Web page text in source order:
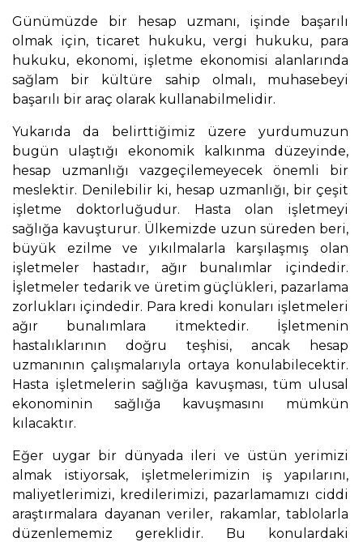
Günümüzde bir hesap uzmanı, işinde başarılı
olmak için, ticaret hukuku, vergi hukuku, para
hukuku, ekonomi, işletme ekonomisi alanlarında
sağlam bir kültüre sahip olmalı, muhasebeyi
başarılı bir araç olarak kullanabilmelidir.
Yukarıda da belirttiğimiz üzere yurdumuzun
bugün ulaştığı ekonomik kalkınma düzeyinde,
hesap uzmanlığı vazgeçilemeyecek önemli bir
meslektir. Denilebilir ki, hesap uzmanlığı, bir çeşit
işletme doktorluğudur. Hasta olan işletmeyi
sağlığa kavuşturur. Ülkemizde uzun süreden beri,
büyük ezilme ve yıkılmalarla karşılaşmış olan
işletmeler hastadır, ağır bunalımlar içindedir.
İşletmeler tedarik ve üretim güçlükleri, pazarlama
zorlukları içindedir. Para kredi konuları işletmeleri
ağır bunalımlara itmektedir. İşletmenin
hastalıklarının doğru teşhisi, ancak hesap
uzmanının çalışmalarıyla ortaya konulabilecektir.
Hasta işletmelerin sağlığa kavuşması, tüm ulusal
ekonominin sağlığa kavuşmasını mümkün
kılacaktır.
Eğer uygar bir dünyada ileri ve üstün yerimizi
almak istiyorsak, işletmelerimizin iş yapılarını,
maliyetlerimizi, kredilerimizi, pazarlamamızı ciddi
araştırmalara dayanan veriler, rakamlar, tablolarla
düzenlememiz gereklidir. Bu konulardaki